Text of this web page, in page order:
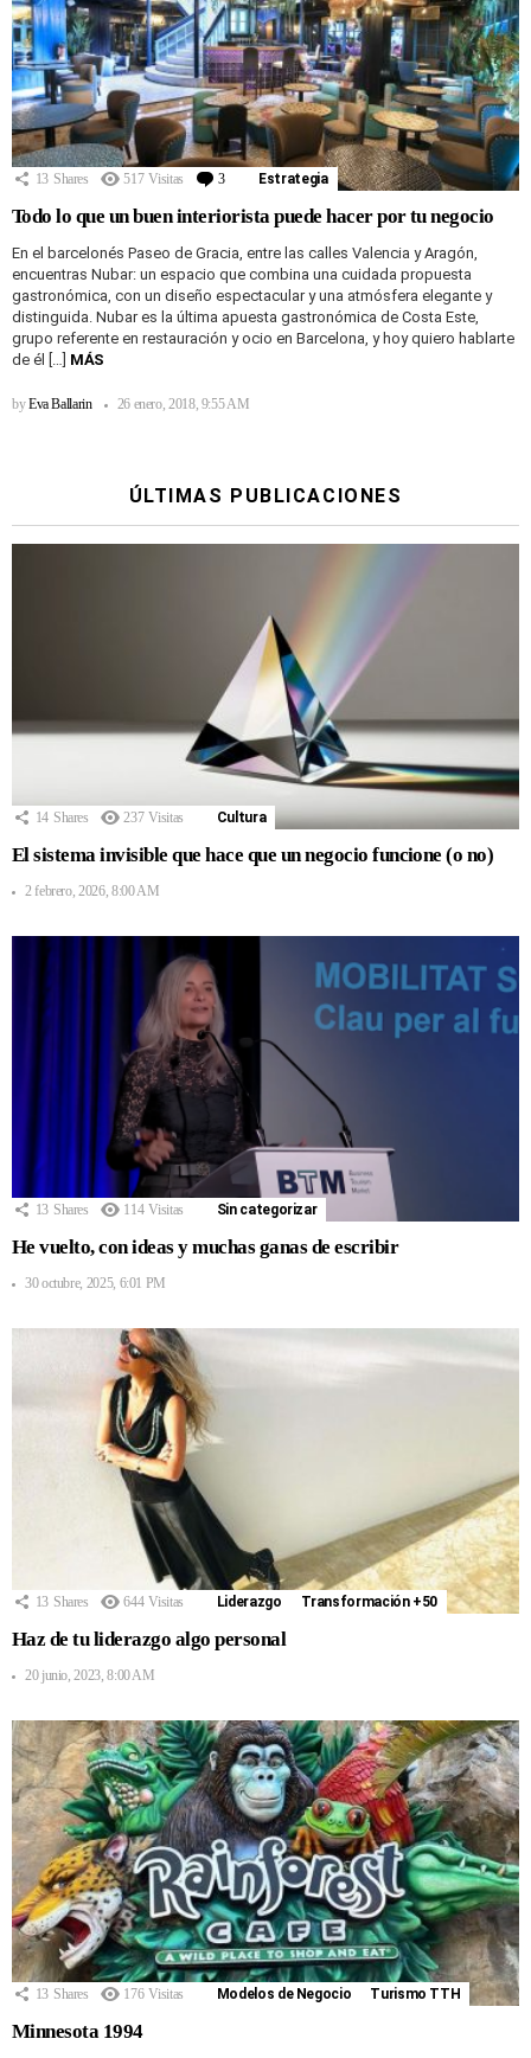
13 Shares 517 Visitas 3 Comentarios
Estrategia
Todo lo que un buen interiorista puede hacer por tu negocio
En el barcelonés Paseo de Gracia, entre las calles Valencia y Aragón,
encuentras Nubar: un espacio que combina una cuidada propuesta
gastronómica, con un diseño espectacular y una atmósfera elegante y
distinguida. Nubar es la última apuesta gastronómica de Costa Este,
grupo referente en restauración y ocio en Barcelona, y hoy quiero hablarte
de él […] MÁS
byEva Ballarin 26 enero, 2018, 9:55 AM
ÚLTIMAS PUBLICACIONES
14 Shares 237 Visitas Cultura
El sistema invisible que hace que un negocio funcione (o no)
2 febrero, 2026, 8:00 AM
13 Shares 114 Visitas Sin categorizar
He vuelto, con ideas y muchas ganas de escribir
30 octubre, 2025, 6:01 PM
13 Shares 644 Visitas Liderazgo Transformación +50
Haz de tu liderazgo algo personal
20 junio, 2023, 8:00 AM
13 Shares 176 Visitas Modelos de Negocio Turismo TTH
Minnesota 1994